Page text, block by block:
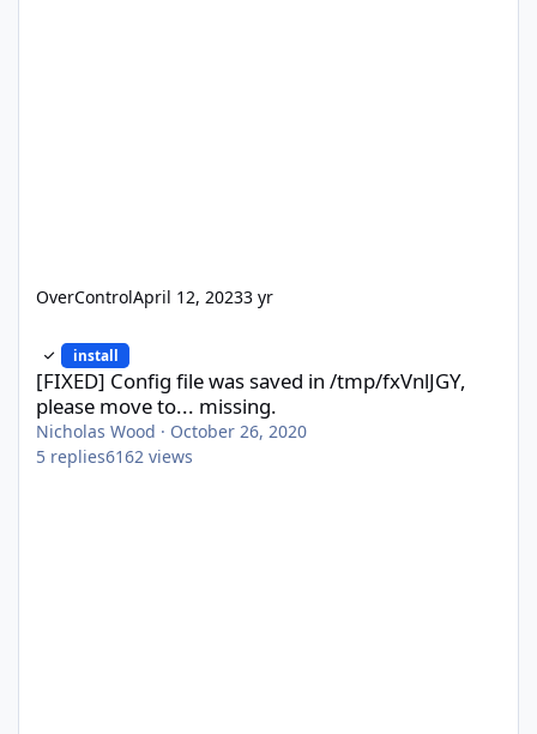
OverControlApril 12, 20233 yr
[FIXED] Config file was saved in /tmp/fxVnlJGY, please move
install
[FIXED] Config file was saved in /tmp/fxVnlJGY,
please move to... missing.
Nicholas Wood · October 26, 2020
5 replies6162 views